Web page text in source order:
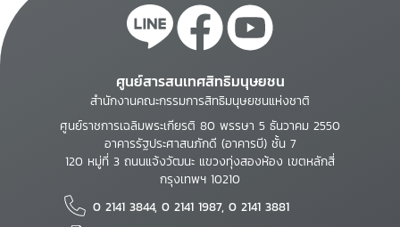
ศูนย์สารสนเทศสิทธิมนุษยชน
สำนักงานคณะกรรมการสิทธิมนุษยชนแห่งชาติ
ศูนย์ราชการเฉลิมพระเกียรติ 80 พรรษา 5 ธันวาคม 2550
อาคารรัฐประศาสนภักดี (อาคารบี) ชั้น 7
120 หมู่ที่ 3 ถนนแจ้งวัฒนะ แขวงทุ่งสองห้อง เขตหลักสี่
กรุงเทพฯ 10210
0 2141 3844, 0 2141 1987, 0 2141 3881